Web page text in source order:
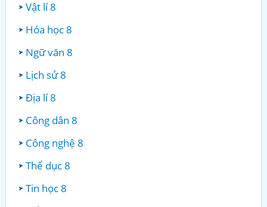
Vật lí 8
Hóa học 8
Ngữ văn 8
Lịch sử 8
Địa lí 8
Công dân 8
Công nghệ 8
Thể dục 8
Tin học 8